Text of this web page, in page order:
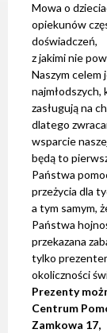
Mowa o
opiekunów
doświadczeń,
z jakimi nie
Naszym celem
zasługują na
dlatego
wsparcie
będą to
Państwa
przeżycia dla
a tym samym,
Państwa
przekazana
tylko
okoliczności
Prezenty
Centrum
Zamkowa 17,